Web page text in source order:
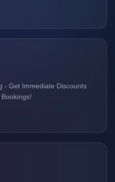
- Get Immediate Discounts